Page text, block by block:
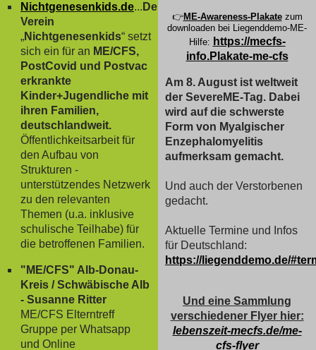
Nichtgenesenkids.de... Der
Verein
„Nichtgenesenkids“ setzt
sich ein für an ME/CFS,
PostCovid und Postvac
erkrankte
Kinder+Jugendliche mit
ihren Familien,
deutschlandweit.
Öffentlichkeitsarbeit für
den Aufbau von
Strukturen -
unterstützendes Netzwerk
zu den relevanten
Themen (u.a. inklusive
schulische Teilhabe) für
die betroffenen Familien.
"ME/CFS" Alb-Donau-
Kreis / Schwäbische Alb
- Susanne Ritter
ME/CFS Elterntreff
Gruppe per Whatsapp
und Online
👉ME-Awareness-Plakatezum
downloaden bei Liegenddemo-ME-
Hilfe: https://mecfs-
info.Plakate-me-cfs
Am 8. August ist weltweit
der SevereME-Tag. Dabei
wird auf die schwerste
Form von Myalgischer
Enzephalomyelitis
aufmerksam gemacht.
Und auch der Verstorbenen
gedacht.
Aktuelle Termine und Infos
für Deutschland:
https://liegenddemo.de/
Und eine Sammlung
verschiedener Flyer hier:
lebenszeit-mecfs.de/me-
cfs-flyer